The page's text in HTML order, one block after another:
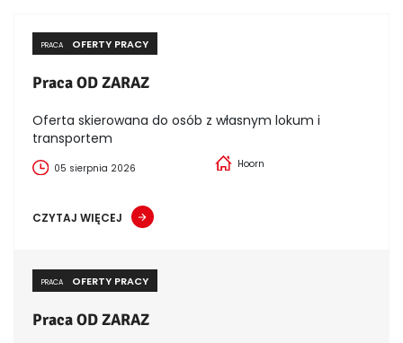
PRACA OFERTY PRACY
Praca OD ZARAZ
Oferta skierowana do osób z własnym lokum i
transportem
05 sierpnia 2026 Hoorn
CZYTAJ WIĘCEJ
PRACA OFERTY PRACY
Praca OD ZARAZ